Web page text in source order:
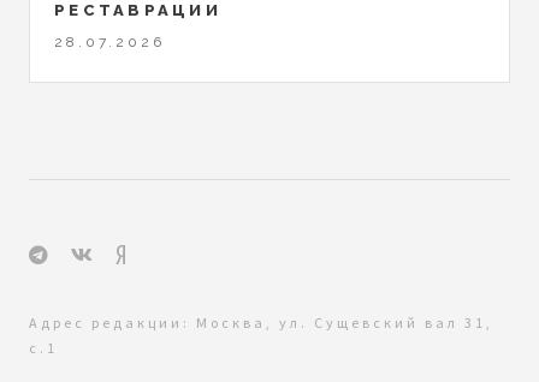
РЕСТАВРАЦИИ
28.07.2026
Адрес редакции: Москва, ул. Сущевский вал 31,
с.1